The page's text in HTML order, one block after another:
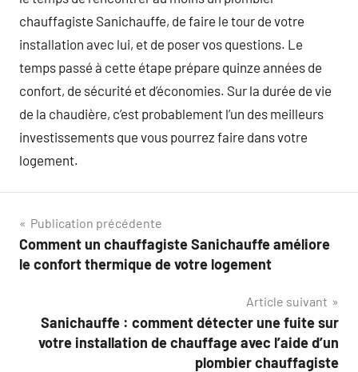
chauffagiste Sanichauffe, de faire le tour de votre
installation avec lui, et de poser vos questions. Le
temps passé à cette étape prépare quinze années de
confort, de sécurité et d’économies. Sur la durée de vie
de la chaudière, c’est probablement l’un des meilleurs
investissements que vous pourrez faire dans votre
logement.
Navigation
de
Publication précédente
Comment un chauffagiste Sanichauffe améliore
le confort thermique de votre logement
Article suivant
Sanichauffe : comment détecter une fuite sur
votre installation de chauffage avec l’aide d’un
plombier chauffagiste